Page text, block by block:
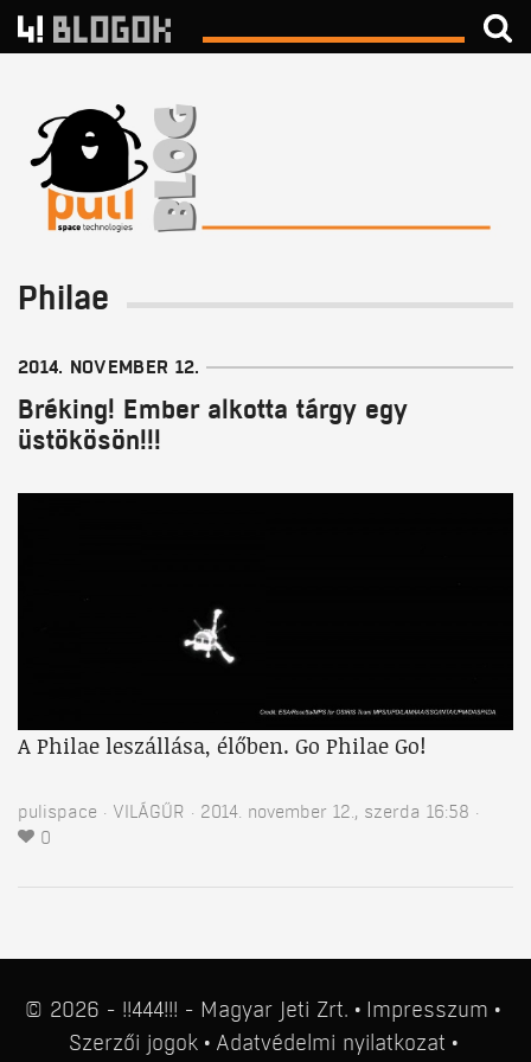
Philae
2014. NOVEMBER 12.
Bréking! Ember alkotta tárgy egy
üstökösön!!!
A Philae leszállása, élőben. Go Philae Go!
pulispace VILÁGŰR
2014. november 12., szerda 16:58
0
© 2026 - !!444!!! - Magyar Jeti Zrt.
Impresszum
Szerzői jogok
Adatvédelmi nyilatkozat